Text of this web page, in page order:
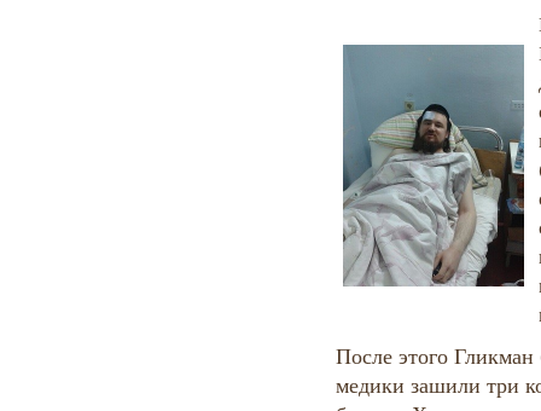
После этого
медики зашили три